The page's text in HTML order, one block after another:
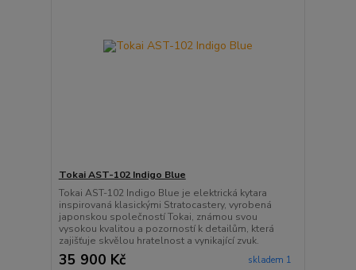
Tokai AST-102 Indigo Blue
Tokai AST-102 Indigo Blue je elektrická kytara
inspirovaná klasickými Stratocastery, vyrobená
japonskou společností Tokai, známou svou
vysokou kvalitou a pozorností k detailům, která
zajišťuje skvělou hratelnost a vynikající zvuk.
35 900 Kč skladem 1